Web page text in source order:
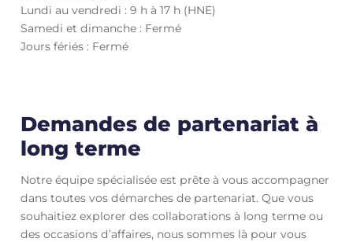
Lundi au vendredi : 9 h à 17 h (HNE)
Samedi et dimanche : Fermé
Jours fériés : Fermé
Demandes de partenariat à
long terme
Notre équipe spécialisée est prête à vous accompagner
dans toutes vos démarches de partenariat. Que vous
souhaitiez explorer des collaborations à long terme ou
des occasions d’affaires, nous sommes là pour vous